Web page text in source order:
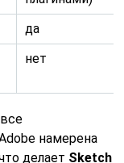
да
нет
намерена
делает Sketch